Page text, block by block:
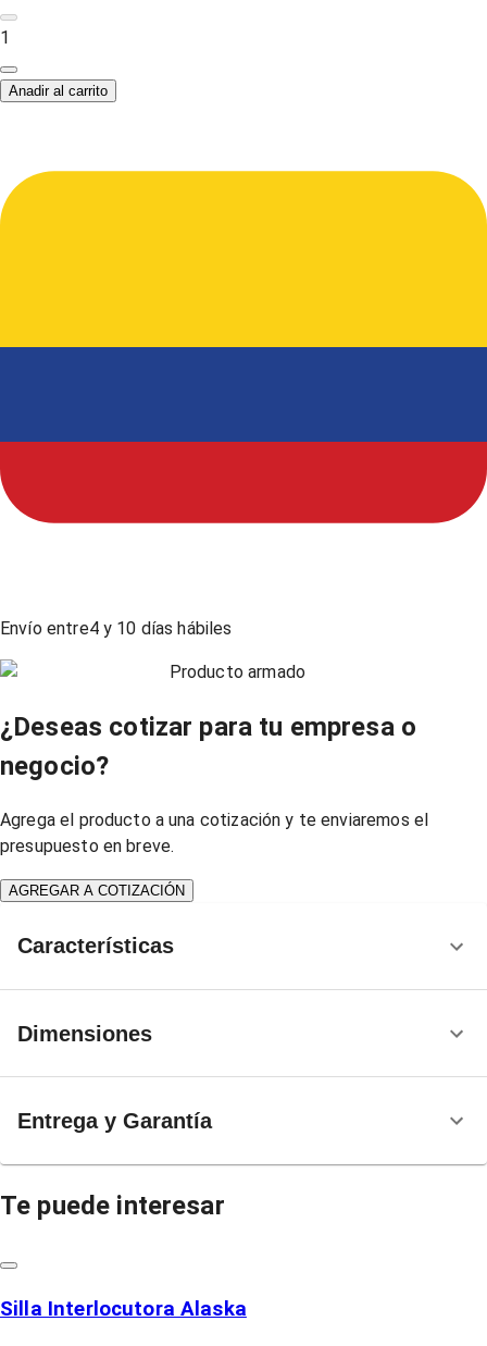
1
Anadir al carrito
Envío entre4y 10 días hábiles
Producto armado
¿Deseas cotizar para tu empresa o
negocio?
Agrega el producto a una cotización y te enviaremos el
presupuesto en breve.
AGREGAR A COTIZACIÓN
Características
Dimensiones
Entrega y Garantía
Te puede interesar
Silla Interlocutora Alaska